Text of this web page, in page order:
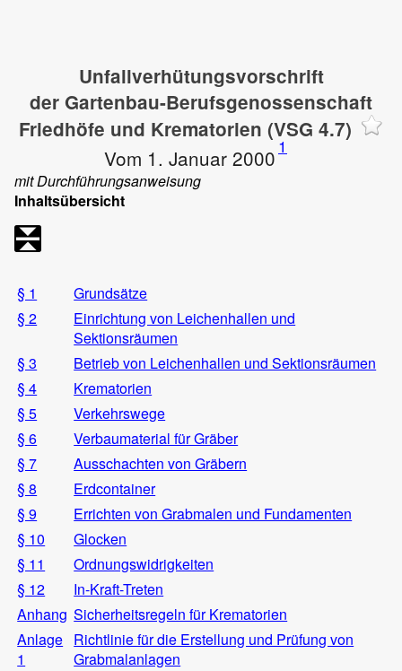
Unfallverhütungsvorschrift
der Gartenbau-Berufsgenossenschaft
Friedhöfe und Krematorien (VSG 4.7)
Vom 1. Januar 2000 1
mit Durchführungsanweisung
Inhaltsübersicht
§ 1
Grundsätze
§ 2
Einrichtung von Leichenhallen und
Sektionsräumen
§ 3
Betrieb von Leichenhallen und Sektionsräumen
§ 4
Krematorien
§ 5
Verkehrswege
§ 6
Verbaumaterial für Gräber
§ 7
Ausschachten von Gräbern
§ 8
Erdcontainer
§ 9
Errichten von Grabmalen und Fundamenten
§ 10
Glocken
§ 11
Ordnungswidrigkeiten
§ 12
In-Kraft-Treten
Anhang Sicherheitsregeln für Krematorien
Anlage
1
Richtlinie für die Erstellung und Prüfung von
Grabmalanlagen